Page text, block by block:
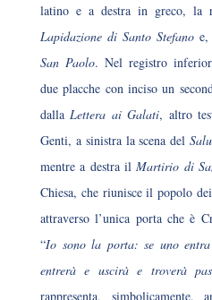
latino e a destra in greco, la
Lapidazione di Santo Stefano
San Paolo. Nel registro
due placche con inciso un
dalla Lettera ai Galati, altro
Genti, a sinistra la scena del
mentre a destra ilMartirio di
Chiesa, che riunisce il popolo
attraverso l’unica porta che è
“Io sono la porta: se uno
entrerà e uscirà e troverà
rappresenta,